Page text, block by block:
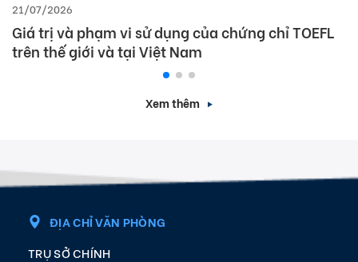
21/07/2026
Giá trị và phạm vi sử dụng của chứng chỉ TOEFL
trên thế giới và tại Việt Nam
Xem thêm
ĐỊA CHỈ VĂN PHÒNG
TRỤ SỞ CHÍNH